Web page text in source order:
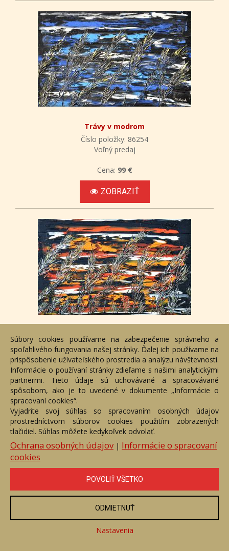
Trávy v modrom
Číslo položky: 86254
Voľný predaj
Cena: 99 €
ZOBRAZIŤ
Číslo položky: 86040
Voľný predaj
Cena:99 €
Súbory cookies používame na zabezpečenie správneho a
spoľahlivého fungovania našej stránky. Ďalej ich používame na
prispôsobenie užívateľského prostredia a analýzu návštevnosti.
Informácie o používaní stránky zdieľame s našimi analytickými
partnermi. Tieto údaje sú uchovávané a spracovávané
spôsobom, ako je to uvedené v dokumente „Informácie o
spracovaní cookies“.
Vyjadrite svoj súhlas so spracovaním osobných údajov
prostredníctvom súborov cookies použitím zobrazených
tlačidiel. Súhlas môžete kedykoľvek odvolať.
Ochrana osobných údajov| Informácie o spracovaní
cookies
POVOLIŤ VŠETKO
ODMIETNUŤ
Nastavenia